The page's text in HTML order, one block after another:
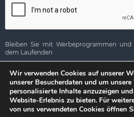
Bleiben Sie mit Werbeprogrammen
dem Laufenden
Alternative:
Copyright © SeaSide
Wir verwenden Cookies auf unserer
unserer Besucherdaten und um
personalisierte Inhalte anzuzeigen
Website-Erlebnis zu bieten. Für
von uns verwendeten Cookies öffnen